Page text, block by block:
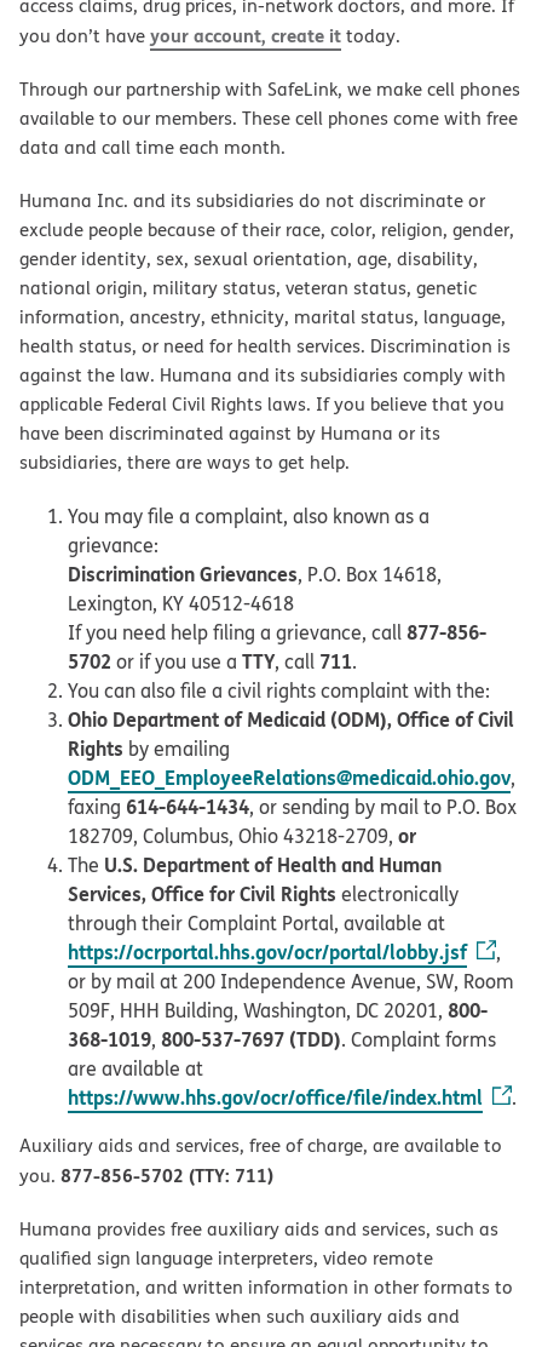
access claims, drug prices, in-network doctors, and more. If
you don’t haveyour account, create ittoday.
Through our partnership with SafeLink, we make cell phones
available to our members. These cell phones come with free
data and call time each month.
Humana Inc. and its subsidiaries do not discriminate or
exclude people because of their race, color, religion, gender,
gender identity, sex, sexual orientation, age, disability,
national origin, military status, veteran status, genetic
information, ancestry, ethnicity, marital status, language,
health status, or need for health services. Discrimination is
against the law. Humana and its subsidiaries comply with
applicable Federal Civil Rights laws. If you believe that you
have been discriminated against by Humana or its
subsidiaries, there are ways to get help.
You may file a complaint, also known as a
grievance:
Discrimination Grievances, P.O. Box 14618,
Lexington, KY 40512-4618
If you need help filing a grievance, call877-856-
5702 or if you use a TTY, call 711.
You can also file a civil rights complaint with the:
Ohio Department of Medicaid (ODM), Office of Civil
Rights by emailing
ODM_EEO_EmployeeRelations@medicaid.ohio.gov,
faxing 614-644-1434, or sending by mail to P.O. Box
182709, Columbus, Ohio 43218-2709, or
The U.S. Department of Health and Human
Services, Office for Civil Rights electronically
through their Complaint Portal, available at
https://ocrportal.hhs.gov/ocr/portal/lobby.jsf
,
or by mail at 200 Independence Avenue, SW, Room
509F, HHH Building, Washington, DC 20201, 800-
368-1019, 800-537-7697 (TDD). Complaint forms
are available at
https://www.hhs.gov/ocr/office/file/index.html .
Auxiliary aids and services, free of charge, are available to
you. 877-856-5702 (TTY: 711)
Humana provides free auxiliary aids and services, such as
qualified sign language interpreters, video remote
interpretation, and written information in other formats to
people with disabilities when such auxiliary aids and